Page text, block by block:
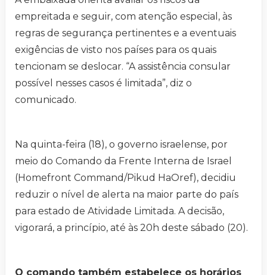
empreitada e seguir, com atenção especial, às
regras de segurança pertinentes e a eventuais
exigências de visto nos países para os quais
tencionam se deslocar. “A assistência consular
possível nesses casos é limitada”, diz o
comunicado.
Na quinta-feira (18), o governo israelense, por
meio do Comando da Frente Interna de Israel
(Homefront Command/Pikud HaOref), decidiu
reduzir o nível de alerta na maior parte do país
para estado de Atividade Limitada. A decisão,
vigorará, a princípio, até às 20h deste sábado (20).
O comando também estabelece os horários